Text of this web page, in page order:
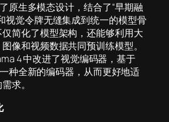
原生多模态设计，结合了“早期融
视觉令牌无缝集成到统一的模型骨
简化了模型架构，还能够利用大
像和视频数据共同预训练模型。
4 中改进了视觉编码器，基于
种全新的编码器，从而更好地适
求。